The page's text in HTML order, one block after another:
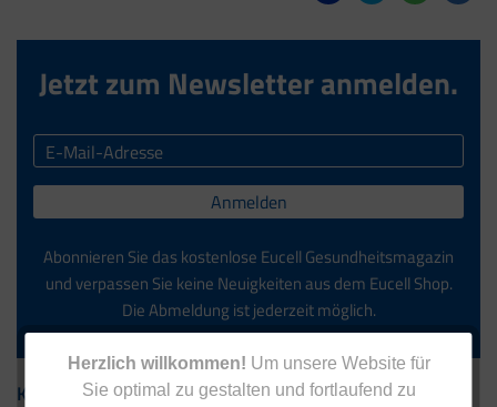
Herzlich willkommen! Um unsere Website für
Sie optimal zu gestalten und fortlaufend zu
Jetzt zum Newsletter anmelden.
Anmelden
Abonnieren Sie das kostenlose Eucell Gesundheitsmagazin
und verpassen Sie keine Neuigkeiten aus dem Eucell Shop.
Die Abmeldung ist jederzeit möglich.
Kontakt